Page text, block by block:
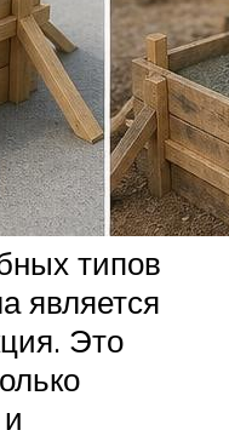
типов
является
Это